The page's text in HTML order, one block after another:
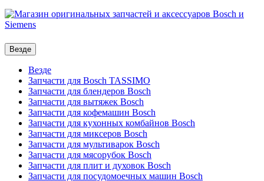
Везде
Везде
Запчасти для Bosch TASSIMO
Запчасти для блендеров Bosch
Запчасти для вытяжек Bosch
Запчасти для кофемашин Bosch
Запчасти для кухонных комбайнов Bosch
Запчасти для миксеров Bosch
Запчасти для мультиварок Bosch
Запчасти для мясорубок Bosch
Запчасти для плит и духовок Bosch
Запчасти для посудомоечных машин Bosch